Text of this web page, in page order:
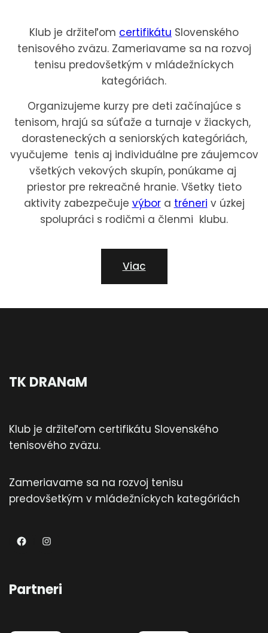
Klub je držiteľom certifikátu Slovenského
tenisového zväzu. Zameriavame sa na rozvoj
tenisu predovšetkým v mládežníckych
kategóriách.
Organizujeme kurzy pre deti začínajúce s
tenisom, hrajú sa súťaže a turnaje v žiackych,
dorasteneckých a seniorských kategóriách,
vyučujeme tenis aj individuálne pre záujemcov
všetkých vekových skupín, ponúkame aj
priestor pre rekreačné hranie. Všetky tieto
aktivity zabezpečuje výbora tréneri v úzkej
spolupráci s rodičmi a členmi klubu.
Viac
TK DRANaM
Klub je držiteľom certifikátu Slovenského
tenisového zväzu.
Zameriavame sa na rozvoj tenisu
predovšetkým v mládežníckych kategóriách
TKDRANaM Instagram
Partneri